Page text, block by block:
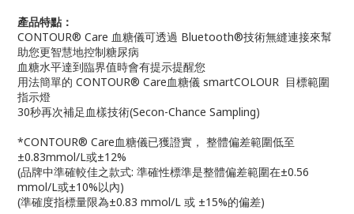
產品特點：
CONTOUR® Care 血糖儀可透過 Bluetooth®技術無縫連接來幫
助您更智慧地控制糖尿病
血糖水平達到臨界值時會有提示提醒您
用法簡單的 CONTOUR® Care血糖儀 smartCOLOUR 目標範圍
指示燈
30秒再次補足血樣技術(Secon-Chance Sampling)
*CONTOUR® Care血糖儀已獲證實， 整體偏差範圍低至
±0.83mmol/L或±12%
(品牌中準確較佳之款式: 準確性標準是整體偏差範圍在±0.56
mmol/L或±10%以內)
(準確度指標量限為±0.83 mmol/L 或 ±15%的偏差)